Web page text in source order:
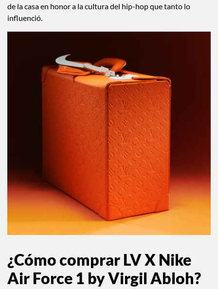
característico estilo de diseño y los estampados más clásicos
de la casa en honor a la cultura del hip-hop que tanto lo
¿Cómo comprar LV X Nike